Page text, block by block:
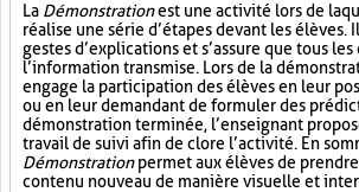
La Démonstrationest une activité lors de
réalise une série d’étapes devant les élèves.
gestes d’explications et s’assure que tous
l’information transmise. Lors de la
engage la participation des élèves en leur
ou en leur demandant de formuler des
démonstration terminée, l’enseignant
travail de suivi afin de clore l’activité. En
Démonstrationpermet aux élèves de
contenu nouveau de manière visuelle et